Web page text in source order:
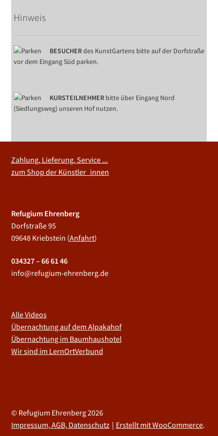
Hinweis
BESUCHERdes KunstGartens bitte auf der Dorfstraße
vor dem Eingang Süd parken.
KURSTEILNEHMERbitte über Eingang Nord
(Siedlungsweg) unseren Hof nutzen.
Zahlung, Lieferung, Service ...
zum Shop der Künstler_innen
Refugium Ehrenberg
Dorfstraße 95
09648 Kriebstein (Anfahrt)
034327 – 66 61 46
info@refugium-ehrenberg.de
Alle Videos
Übernachtung auf dem Alpakahof
Übernachtung im Baumhaushotel
Wir sind im LernOrtVerbund
© Refugium Ehrenberg 2026
Impressum, AGB, Datenschutz
Erstellt mit WooCommerce.